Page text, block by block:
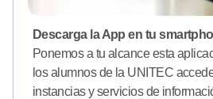
Descarga la App en tu
Ponemos a tu alcance esta
los alumnos de la UNITEC
instancias y servicios de